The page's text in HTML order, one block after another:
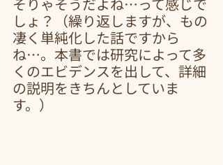
そりゃそうだよね…って感じで
しょ？（繰り返しますが、もの
凄く単純化した話ですから
ね…。本書では研究によって多
くのエビデンスを出して、詳細
の説明をきちんとしていま
す。）